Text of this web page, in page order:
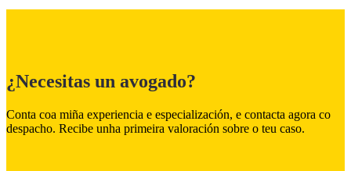
¿Necesitas un avogado?
Conta coa miña experiencia e especialización, e contacta agora co
despacho. Recibe unha primeira valoración sobre o teu caso.